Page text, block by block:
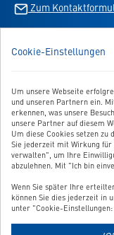
Cookie-Einstellungen
Um unsere Webseite
und unseren Partnern ein.
erkennen, was unsere
unsere Partner auf diesem
Um diese Cookies setzen
Sie jederzeit mit Wirkung
verwalten", um Ihre
abzulehnen. Mit "Ich bin
Wenn Sie später Ihre
können Sie dies jederzeit in
unter "Cookie-
Zum
UNSER SERVICE
UNSERE TOP-
GEPRÜFTE
Link
zur
Zahlungsarten-